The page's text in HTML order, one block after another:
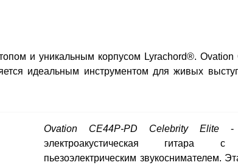
и уникальным корпусом Lyrachord®.
идеальным инструментом для живых
Ovation CE44P-PD Celebrity Elite
электроакустическая
пьезоэлектрическим звукоснимателем.